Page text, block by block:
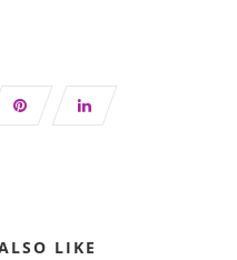
LIKE